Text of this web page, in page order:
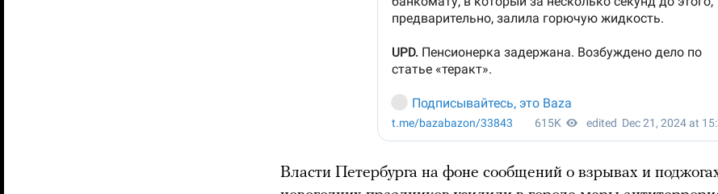
Власти Петербурга на фоне сообщений о взрывах и